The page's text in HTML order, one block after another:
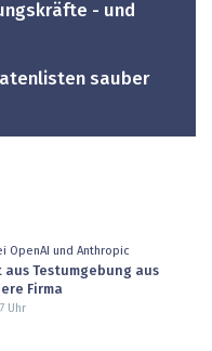
- und
sauber
OpenAI und Anthropic
Testumgebung aus
Firma
Uhr